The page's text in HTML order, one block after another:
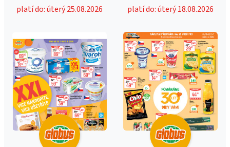
platí do: úterý 25.08.2026
platí do: úterý 18.08.2026